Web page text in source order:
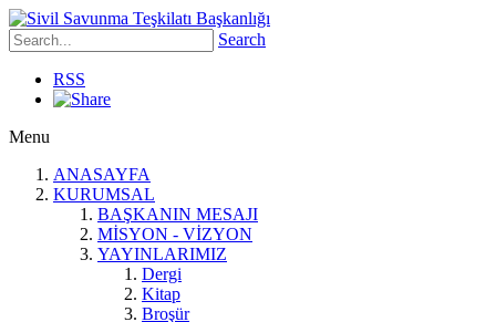
Search
RSS
Menu
ANASAYFA
KURUMSAL
BAŞKANIN MESAJI
MİSYON - VİZYON
YAYINLARIMIZ
Dergi
Kitap
Broşür